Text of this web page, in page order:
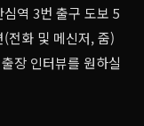
역 3번 출구 도보 5
전화 및 메신저, 줌)
장 인터뷰를 원하실